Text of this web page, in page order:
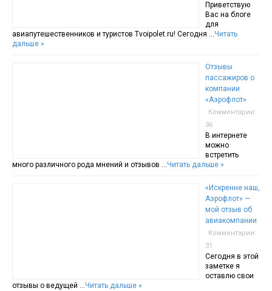
Приветствую
Вас на блоге
для
авиапутешественников и туристов Tvoipolet.ru! Сегодня …Читать
дальше »
Отзывы
пассажиров о
компании
«Аэрофлот»
Комментарии:
36
В интернете
можно
встретить
много различного рода мнений и отзывов …Читать дальше »
«Искренне наш,
Аэрофлот» —
мой отзыв об
авиакомпании
Комментарии:
31
Сегодня в этой
заметке я
оставлю свои
отзывы о ведущей …Читать дальше »